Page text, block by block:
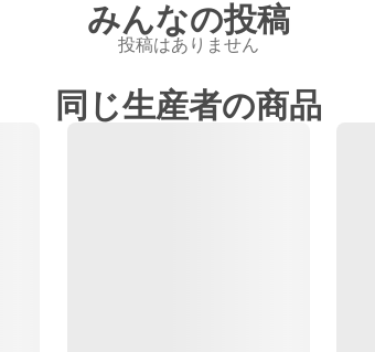
みんなの投稿
投稿はありません
同じ生産者の商品